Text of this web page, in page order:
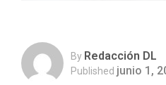
By Redacción DL
Published junio 1,